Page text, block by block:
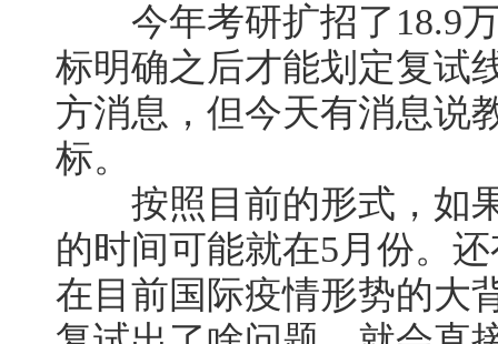
今年考研扩招了18.9万
标明确之后才能划定复试
方消息，但今天有消息说
标。
按照目前的形式，如果
的时间可能就在5月份。
在目前国际疫情形势的大